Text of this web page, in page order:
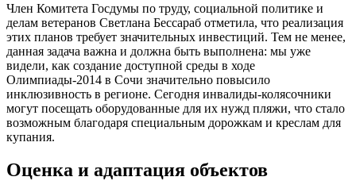
Член Комитета Госдумы по труду, социальной политике и
делам ветеранов Светлана Бессараб отметила, что реализация
этих планов требует значительных инвестиций. Тем не менее,
данная задача важна и должна быть выполнена: мы уже
видели, как создание доступной среды в ходе
Олимпиады-2014 в Сочи значительно повысило
инклюзивность в регионе. Сегодня инвалиды-колясочники
могут посещать оборудованные для их нужд пляжи, что стало
возможным благодаря специальным дорожкам и креслам для
купания.
Оценка и адаптация объектов